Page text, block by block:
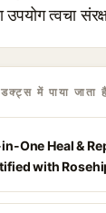
उपयोग त्वचा
में पाया जाता
One Heal &
with